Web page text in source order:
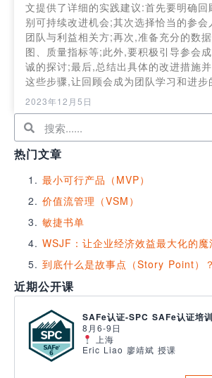
文提供了详细的实践建议:首先要明确回
别可持续改进机会;其次选择恰当的参
团队与利益相关方;再次,准备充分的数
图、质量指标等;此外,要积极引导参会
诚的探讨;最后,总结出具体的改进措施
这些步骤,让回顾会成为团队学习和进步
2023年12月5日
热门文章
最小可行产品（MVP）
价值流管理（VSM）
敏捷书单
WSJF：让企业经济效益最大化的魔
到底什么是故事点（Story Point）？
近期公开课
SAFe认证-SPC SAFe认证培
8月6-9日
上海
Eric Liao 廖靖斌 授课